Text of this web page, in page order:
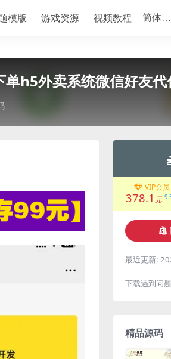
模版 游戏资源 视频教程
h5外卖系统微信好友
VIP会员
378.1 元
最近更新:
下载遇到问
精品源码